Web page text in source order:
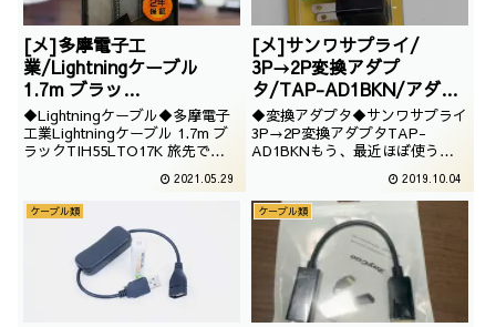
[メ]多摩電子工
業/Lightningケーブル
1.7m ブラッ
ク/TIH55LTO17K
◆Lightningケーブル◆多摩電子
工業Lightningケーブル 1.7m ブ
ラックTIH55LTO17K 旅先で
まったため、急遽購入しました。
こういう時、都市圏は便利です
ね。
2021.05.29
[メ]サンワサプライ/
3P→2P変換アダプ
タ/TAP-AD1BKN/アダプ
タ
◆変換アダプタ◆サンワサプライ
3P→2P変換アダプタTAP-
AD1BKNもう、最近ほぼ使う機
セントに出会ってしまうと必要に
なるコネクタです。
2019.10.04
ケーブル類 ケーブル類